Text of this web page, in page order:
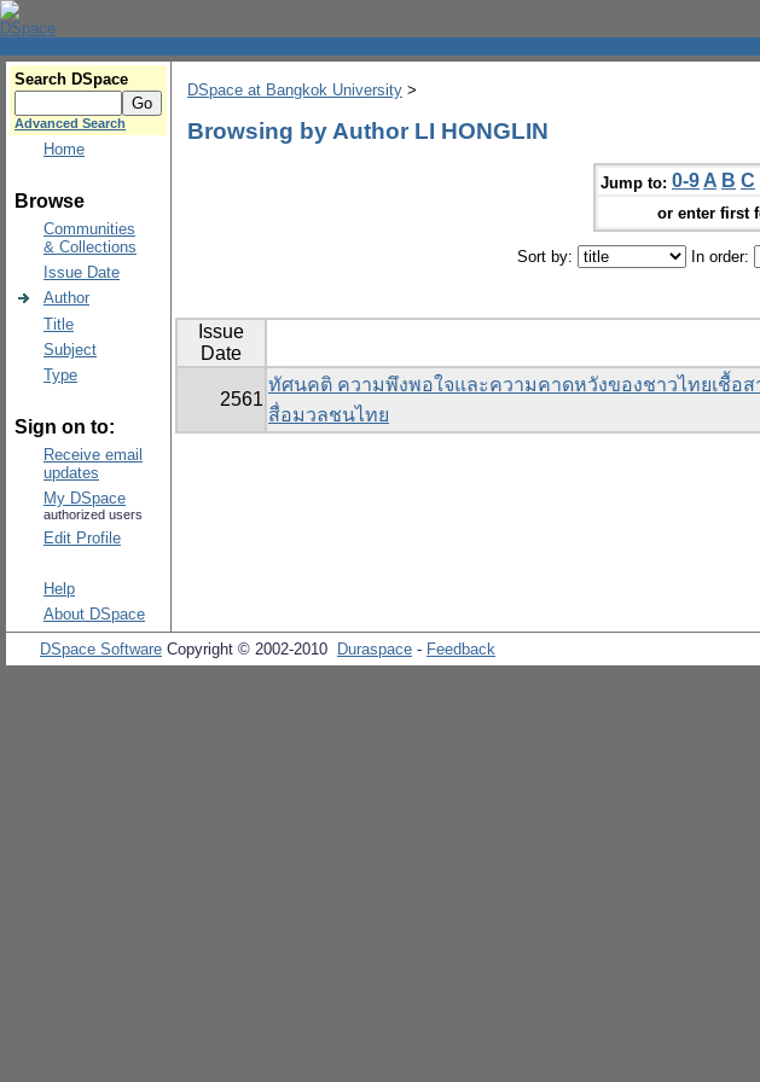
Search DSpace
Advanced Search
Home
Browse
Communities
& Collections
Issue Date
Author
Title
Subject
Type
Sign on to:
Receive email
updates
My DSpace
authorized users
Edit Profile
Help
About DSpace
DSpace at Bangkok University >
Browsing by Author LI HONGLIN
Jump to: 0-9 A B C
or enter first
Sort by: In order:
Issue
Date
2561
ทัศนคติ ความพึงพอใจและความคาดหวังของชาวไทยเชื้อ
สื่อมวลชนไทย
DSpace Software Copyright © 2002-2010 Duraspace - Feedback